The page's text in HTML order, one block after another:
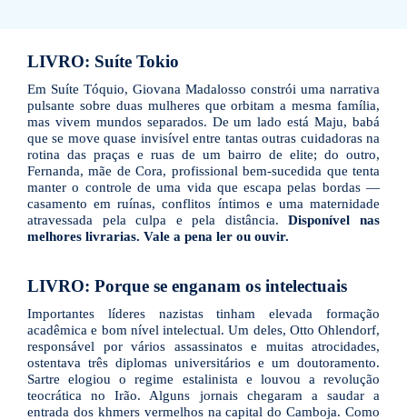
LIVRO: Suíte Tokio
Em Suíte Tóquio, Giovana Madalosso constrói uma narrativa
pulsante sobre duas mulheres que orbitam a mesma família,
mas vivem mundos separados. De um lado está Maju, babá
que se move quase invisível entre tantas outras cuidadoras na
rotina das praças e ruas de um bairro de elite; do outro,
Fernanda, mãe de Cora, profissional bem-sucedida que tenta
manter o controle de uma vida que escapa pelas bordas —
casamento em ruínas, conflitos íntimos e uma maternidade
atravessada pela culpa e pela distância.Disponível nas
melhores livrarias. Vale a pena ler ou ouvir.
LIVRO: Porque se enganam os intelectuais
Importantes líderes nazistas tinham elevada formação
acadêmica e bom nível intelectual. Um deles, Otto Ohlendorf,
responsável por vários assassinatos e muitas atrocidades,
ostentava três diplomas universitários e um doutoramento.
Sartre elogiou o regime estalinista e louvou a revolução
teocrática no Irão. Alguns jornais chegaram a saudar a
entrada dos khmers vermelhos na capital do Camboja. Como